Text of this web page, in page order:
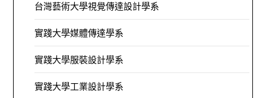
台灣藝術大學視覺傳達設計學系
實踐大學媒體傳達學系
實踐大學服裝設計學系
實踐大學工業設計學系